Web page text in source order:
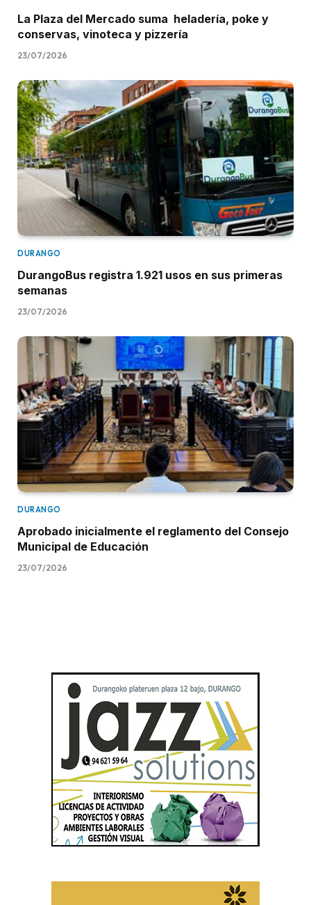
La Plaza del Mercado suma heladería, poke y
conservas, vinoteca y pizzería
23/07/2026
DURANGO
DurangoBus registra 1.921 usos en sus primeras
semanas
23/07/2026
DURANGO
Aprobado inicialmente el reglamento del Consejo
Municipal de Educación
23/07/2026